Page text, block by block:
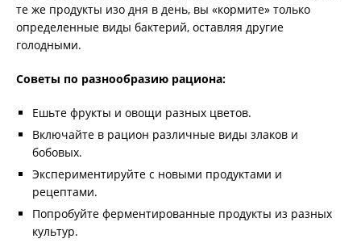
те же продукты изо дня в день, вы «кормите» только
определенные виды бактерий, оставляя другие
голодными.
Советы по разнообразию рациона:
Ешьте фрукты и овощи разных цветов.
Включайте в рацион различные виды злаков и
бобовых.
Экспериментируйте с новыми продуктами и
рецептами.
Попробуйте ферментированные продукты из разных
культур.